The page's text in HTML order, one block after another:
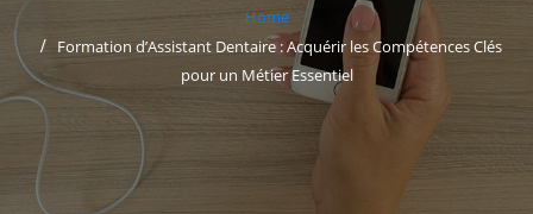
Home
Formation d’Assistant Dentaire : Acquérir les Compétences Clés
pour un Métier Essentiel